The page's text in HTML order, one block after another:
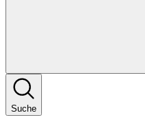
Suche